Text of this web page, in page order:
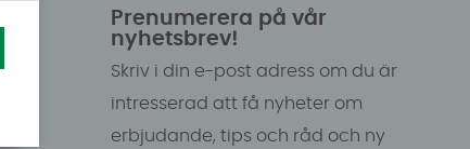
Prenumerera på vår
nyhetsbrev!
Skriv i din e-post adress om du är
intresserad att få nyheter om
erbjudande, tips och råd och ny